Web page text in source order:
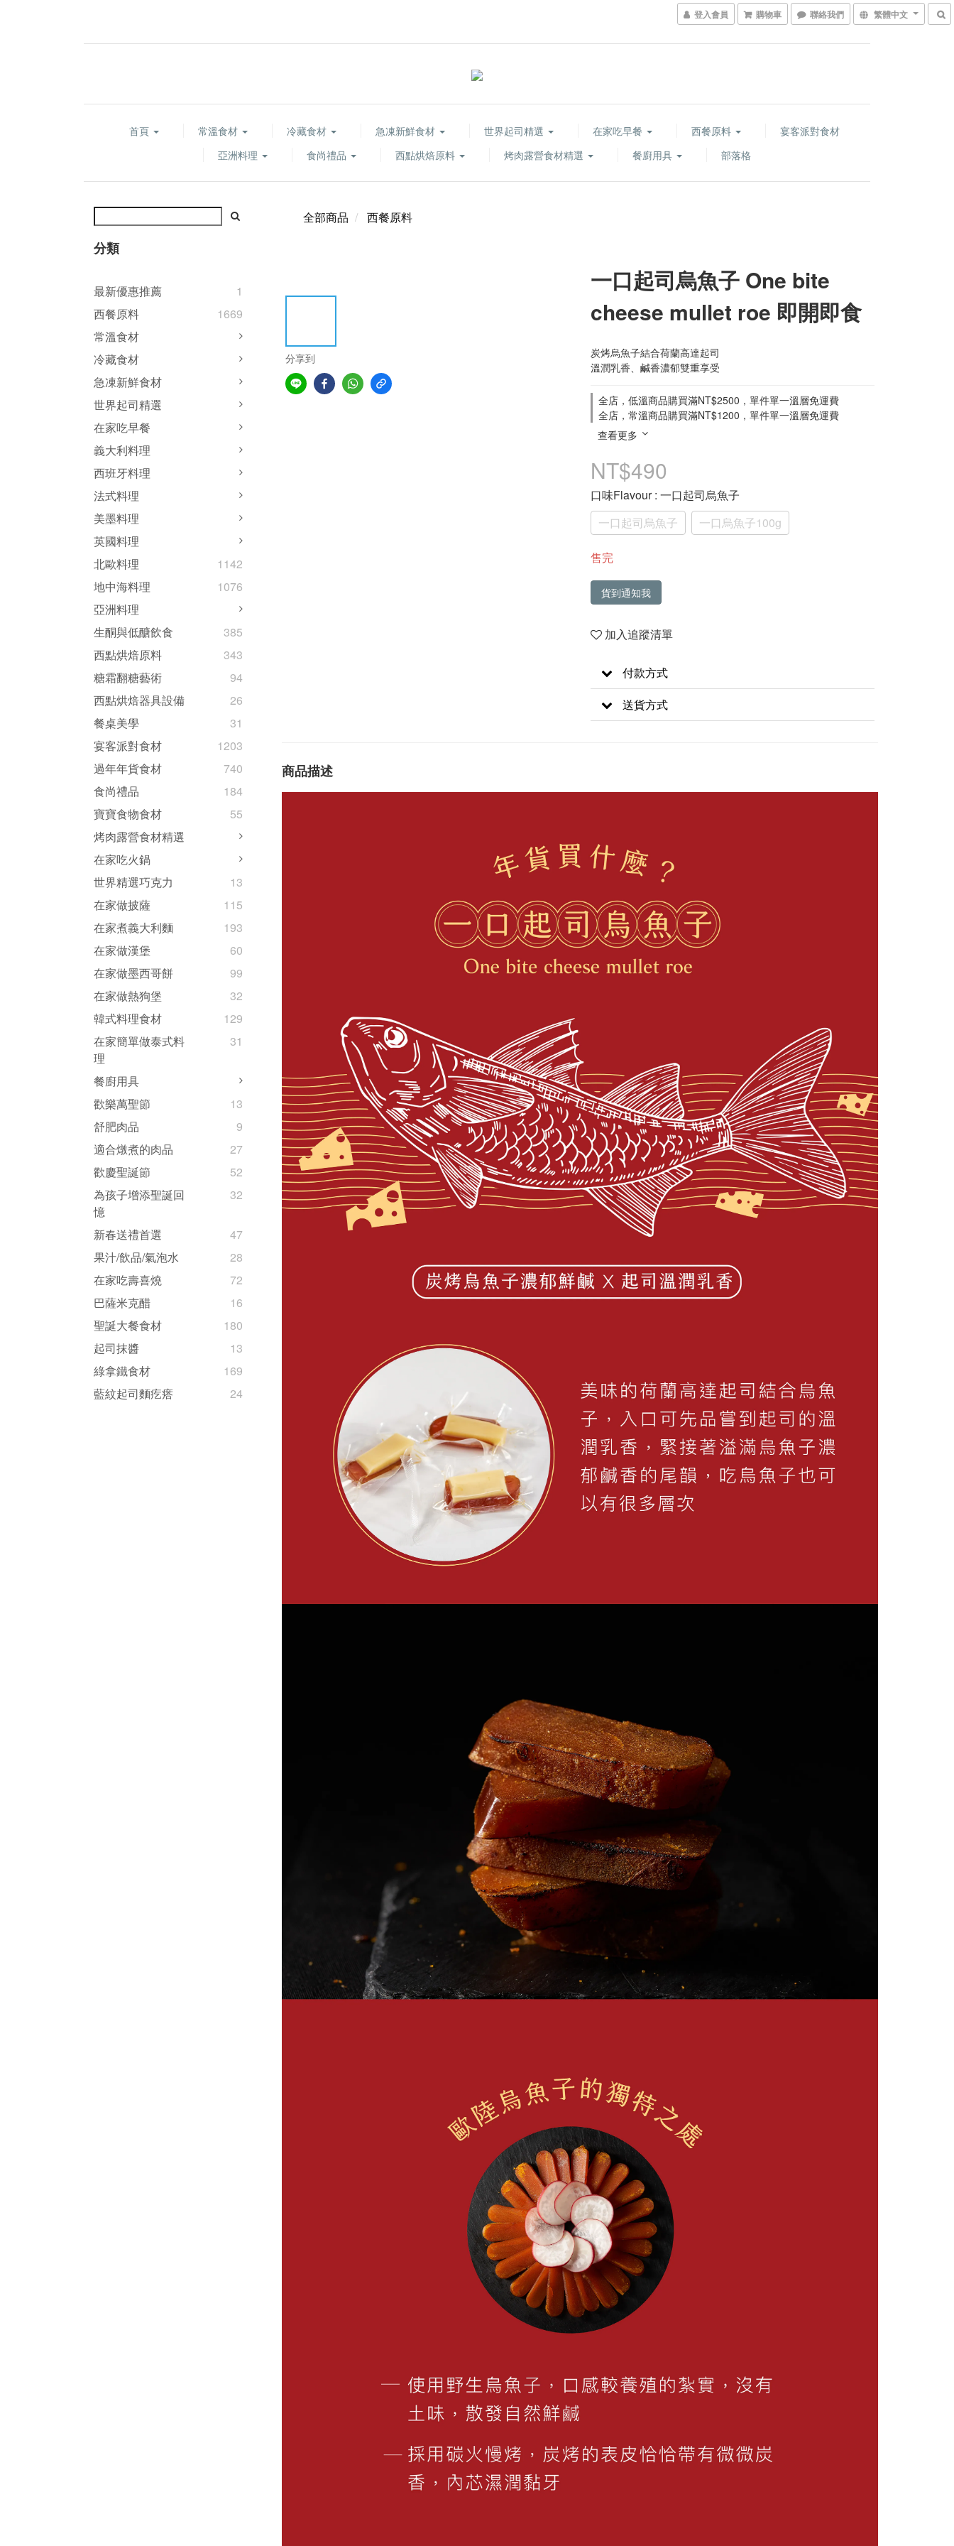
登入會員 購物車 聯絡我們 繁體中文
首頁 常溫食材 冷藏食材 急凍新鮮食材 世界起司精選 在家吃早餐 西餐原料
宴客派對食材
亞洲料理
食尚禮品 西點烘焙原料 烤肉露營食材精選 餐廚用具 部落格
分類
最新優惠推薦
1
西餐原料
1669
常溫食材
冷藏食材
急凍新鮮食材
世界起司精選
在家吃早餐
義大利料理
西班牙料理
法式料理
美墨料理
英國料理
北歐料理
1142
地中海料理
1076
亞洲料理
生酮與低醣飲食
385
西點烘焙原料
343
糖霜翻糖藝術
94
西點烘焙器具設備
26
餐桌美學
31
宴客派對食材
1203
過年年貨食材
740
食尚禮品
184
寶寶食物食材
55
烤肉露營食材精選
在家吃火鍋
世界精選巧克力
13
在家做披薩
115
在家煮義大利麵
193
在家做漢堡
60
在家做墨西哥餅
99
在家做熱狗堡
32
韓式料理食材
129
在家簡單做泰式料
理
31
餐廚用具
歡樂萬聖節
13
舒肥肉品
9
適合燉煮的肉品
27
歡慶聖誕節
52
為孩子增添聖誕回
憶
32
新春送禮首選
47
果汁/飲品/氣泡水
28
在家吃壽喜燒
72
巴薩米克醋
16
聖誕大餐食材
180
起司抹醬
13
綠拿鐵食材
169
藍紋起司麵疙瘩
24
全部商品 西餐原料
分享到
一口起司烏魚子 One bite
cheese mullet roe 即開即食
炭烤烏魚子結合荷蘭高達起司
溫潤乳香、鹹香濃郁雙重享受
全店，低溫商品購買滿NT$2500，單件單一溫層免運費
全店，常溫商品購買滿NT$1200，單件單一溫層免運費
查看更多
NT$490
口味Flavour: 一口起司烏魚子
一口起司烏魚子
一口烏魚子100g
售完
貨到通知我
加入追蹤清單
付款方式
送貨方式
商品描述